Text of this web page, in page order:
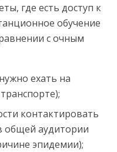
где есть доступ к
обучение
с очным
ехать на
контактировать
общей аудитории
эпидемии);